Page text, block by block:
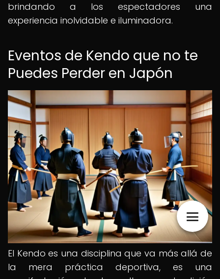
brindando a los espectadores una
experiencia inolvidable e iluminadora.
Eventos de Kendo que no te
Puedes Perder en Japón
El Kendo es una disciplina que va más allá de
la mera práctica deportiva, es una